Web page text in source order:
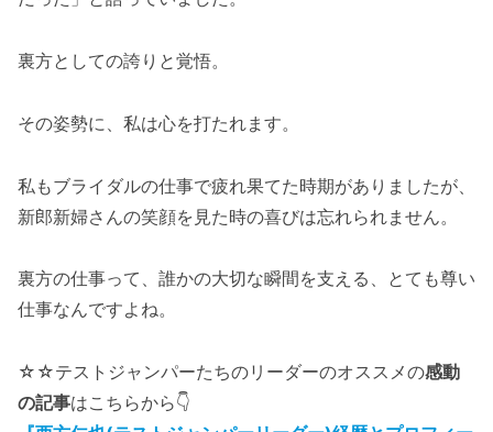
裏方としての誇りと覚悟。
その姿勢に、私は心を打たれます。
私もブライダルの仕事で疲れ果てた時期がありましたが、
新郎新婦さんの笑顔を見た時の喜びは忘れられません。
裏方の仕事って、誰かの大切な瞬間を支える、とても尊い
仕事なんですよね。
☆☆テストジャンパーたちのリーダーのオススメの感動
の記事はこちらから👇